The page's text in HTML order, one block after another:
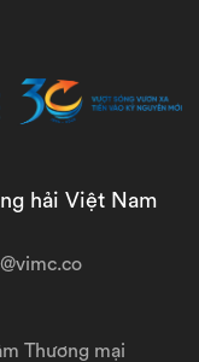
hải Việt Nam
Thương mại